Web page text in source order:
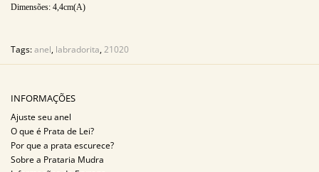
Dimensões: 4,4cm(A)
Tags:anel, labradorita,21020
INFORMAÇÕES
Ajuste seu anel
O que é Prata de Lei?
Por que a prata escurece?
Sobre a Prataria Mudra